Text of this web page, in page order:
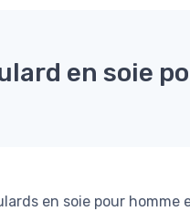
en soie
en soie pour